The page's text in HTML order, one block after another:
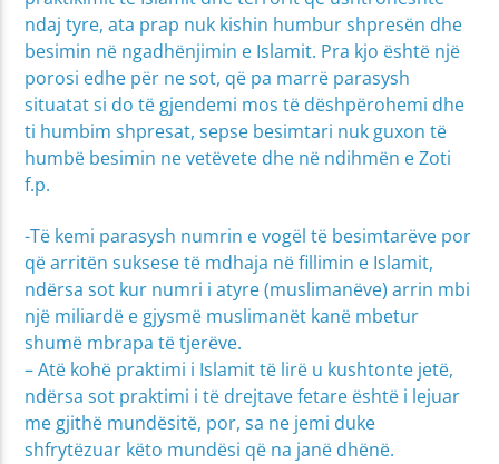
ndaj tyre, ata prap nuk kishin humbur shpresën dhe
besimin në ngadhënjimin e Islamit. Pra kjo është një
porosi edhe për ne sot, që pa marrë parasysh
situatat si do të gjendemi mos të dëshpërohemi dhe
ti humbim shpresat, sepse besimtari nuk guxon të
humbë besimin ne vetëvete dhe në ndihmën e Zoti
f.p.
-Të kemi parasysh numrin e vogël të besimtarëve por
që arritën suksese të mdhaja në fillimin e Islamit,
ndërsa sot kur numri i atyre (muslimanëve) arrin mbi
një miliardë e gjysmë muslimanët kanë mbetur
shumë mbrapa të tjerëve.
– Atë kohë praktimi i Islamit të lirë u kushtonte jetë,
ndërsa sot praktimi i të drejtave fetare është i lejuar
me gjithë mundësitë, por, sa ne jemi duke
shfrytëzuar këto mundësi që na janë dhënë.